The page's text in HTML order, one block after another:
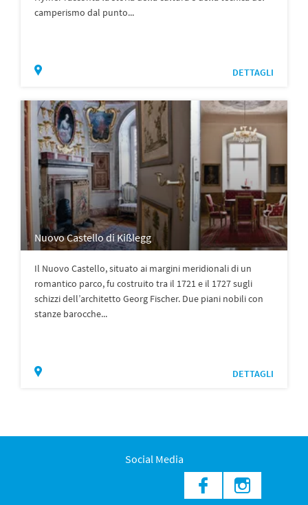
camperismo dal punto...
DETTAGLI
Nuovo Castello di Kißlegg
Il Nuovo Castello, situato ai margini meridionali di un
romantico parco, fu costruito tra il 1721 e il 1727 sugli
schizzi dell’architetto Georg Fischer. Due piani nobili con
stanze barocche...
DETTAGLI
Social Media